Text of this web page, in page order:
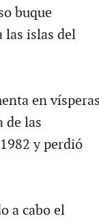
buque
las islas del
en vísperas
de las
y perdió
a cabo el